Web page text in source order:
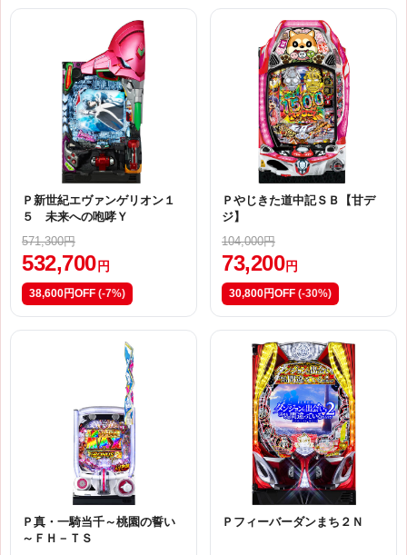
Ｐ新世紀エヴァンゲリオン１
５ 未来への咆哮Ｙ
571,300円
532,700 円
38,600円OFF (-7%)
Ｐやじきた道中記ＳＢ【甘デ
ジ】
104,000円
73,200 円
30,800円OFF (-30%)
Ｐ真・一騎当千～桃園の誓い
～ＦＨ－ＴＳ
Ｐフィーバーダンまち２Ｎ